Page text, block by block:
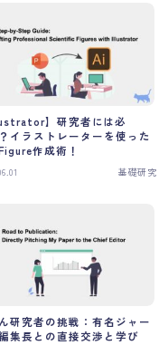
】研究者には必
イラストレーターを使った
作成術！
基礎研究
研究者の挑戦：有名ジャー
集長との直接交渉と学び